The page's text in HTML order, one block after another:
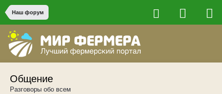
Наш форум
Общение
Разговоры обо всем